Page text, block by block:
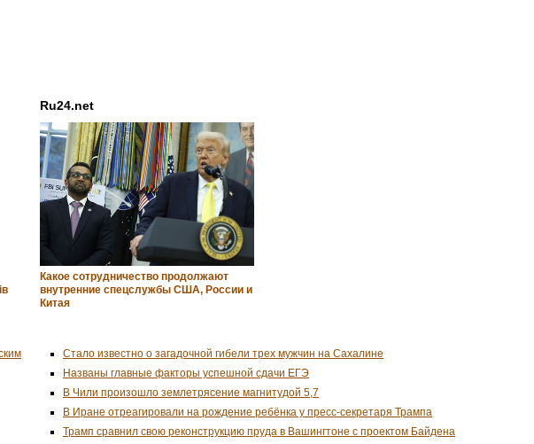
Ru24.net
Какое сотрудничество продолжают
внутренние спецслужбы США, России и
Китая
Стало известно о загадочной гибели трех мужчин на Сахалине
Названы главные факторы успешной сдачи ЕГЭ
В Чили произошло землетрясение магнитудой 5,7
В Иране отреагировали на рождение ребёнка у пресс-секретаря Трампа
Трамп сравнил свою реконструкцию пруда в Вашингтоне с проектом Байдена